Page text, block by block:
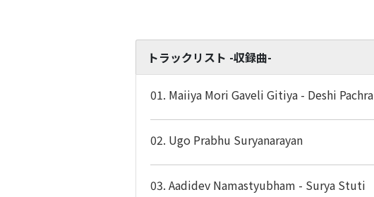
トラックリスト -収録曲-
01. Maiiya Mori Gaveli Gitiya - Deshi Pachra
02. Ugo Prabhu Suryanarayan
03. Aadidev Namastyubham - Surya Stuti